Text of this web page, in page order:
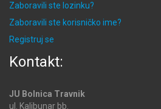
Zaboravili ste lozinku?
Zaboravili ste korisničko ime?
Registruj se
Kontakt:
JU Bolnica Travnik
ul. Kalibunar bb.